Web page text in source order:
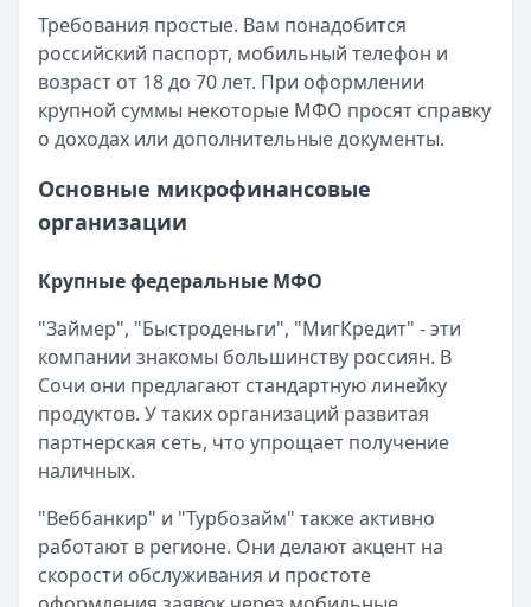
Категория:
Читать новость
Смс о «одобренном займе» от Bigmani Ru: как
Кратко: Пришло СМС об одобрении займа от Bigmani
Опубликовано:
23 ноября 2025 г.
Категория: МФО
Читать новость
Все новости
Требования простые. Вам понадобится
российский паспорт, мобильный телефон и
возраст от 18 до 70 лет. При оформлении
крупной суммы некоторые МФО просят справку
о доходах или дополнительные документы.
Основные микрофинансовые
организации
Крупные федеральные МФО
"Займер", "Быстроденьги", "МигКредит" - эти
компании знакомы большинству россиян. В
Сочи они предлагают стандартную линейку
продуктов. У таких организаций развитая
партнерская сеть, что упрощает получение
наличных.
"Веббанкир" и "Турбозайм" также активно
работают в регионе. Они делают акцент на
скорости обслуживания и простоте